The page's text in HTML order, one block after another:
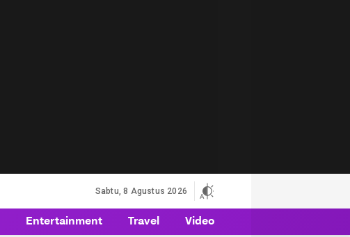
Sabtu, 8 Agustus 2026
Entertainment Travel Video